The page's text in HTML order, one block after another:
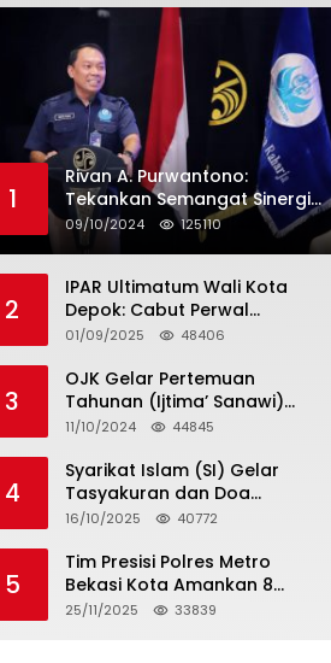
1
Rivan A. Purwantono:
Tekankan Semangat Sinergi
dan Kolaborasi dalam
Rakernas Serikat Pekerja Jasa
09/10/2024 125110
2
IPAR Ultimatum Wali Kota
Depok: Cabut Perwal
Tunjangan DPRD Rp40 Juta
Aksi Rakyat
01/09/2025 48406
3
OJK Gelar Pertemuan
Tahunan (Ijtima’ Sanawi)
Dewan Pengawas Syariah
11/10/2024 44845
4
Syarikat Islam (SI) Gelar
Tasyakuran dan Doa
Bersama Organisasi
16/10/2025 40772
5
Tim Presisi Polres Metro
Bekasi Kota Amankan 8
Remaja Diduga Hendak
25/11/2025 33839